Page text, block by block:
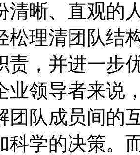
清晰、直观的
松理清团队结
责，并进一步
业领导者来说
团队成员间的
科学的决策。